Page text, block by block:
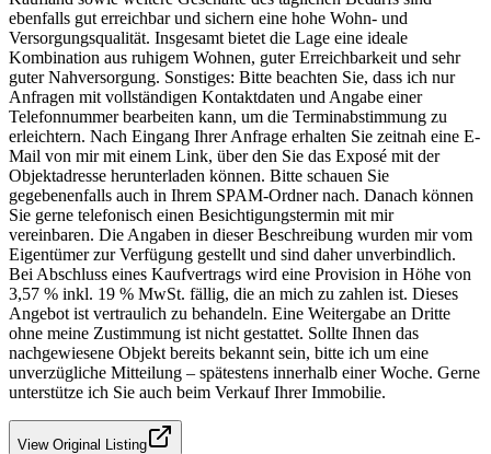
ebenfalls gut erreichbar und sichern eine hohe Wohn- und
Versorgungsqualität. Insgesamt bietet die Lage eine ideale
Kombination aus ruhigem Wohnen, guter Erreichbarkeit und sehr
guter Nahversorgung. Sonstiges: Bitte beachten Sie, dass ich nur
Anfragen mit vollständigen Kontaktdaten und Angabe einer
Telefonnummer bearbeiten kann, um die Terminabstimmung zu
erleichtern. Nach Eingang Ihrer Anfrage erhalten Sie zeitnah eine E-
Mail von mir mit einem Link, über den Sie das Exposé mit der
Objektadresse herunterladen können. Bitte schauen Sie
gegebenenfalls auch in Ihrem SPAM-Ordner nach. Danach können
Sie gerne telefonisch einen Besichtigungstermin mit mir
vereinbaren. Die Angaben in dieser Beschreibung wurden mir vom
Eigentümer zur Verfügung gestellt und sind daher unverbindlich.
Bei Abschluss eines Kaufvertrags wird eine Provision in Höhe von
3,57 % inkl. 19 % MwSt. fällig, die an mich zu zahlen ist. Dieses
Angebot ist vertraulich zu behandeln. Eine Weitergabe an Dritte
ohne meine Zustimmung ist nicht gestattet. Sollte Ihnen das
nachgewiesene Objekt bereits bekannt sein, bitte ich um eine
unverzügliche Mitteilung – spätestens innerhalb einer Woche. Gerne
unterstütze ich Sie auch beim Verkauf Ihrer Immobilie.
View Original Listing